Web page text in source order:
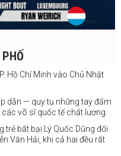
Hồ Chí Minh vào Chủ Nhật
dẫn — quy tụ những tay đấm
võ sĩ quốc tế chất lượng.
trẻ bất bại Lý Quốc Dũng đối
Văn Hải, khi cả hai đều rất